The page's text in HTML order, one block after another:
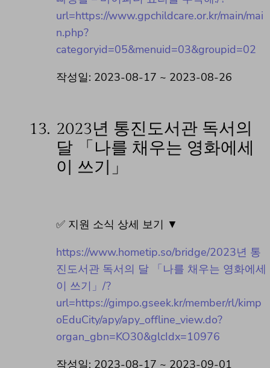
url=https://www.gpchildcare.or.kr/main/mai
n.php?
categoryid=05&menuid=03&groupid=02
작성일: 2023-08-17 ~ 2023-08-26
13. 2023년 통진도서관 독서의
달 「나를 채우는 영화에세
이 쓰기」
✅ 지원 소식 상세 보기 ▼
https://www.hometip.so/bridge/2023년 통
진도서관 독서의 달 「나를 채우는 영화에세
이 쓰기」/?
url=https://gimpo.gseek.kr/member/rl/kimp
oEduCity/apy/apy_offline_view.do?
organ_gbn=KO30&glcIdx=10976
작성일: 2023-08-17 ~ 2023-09-01